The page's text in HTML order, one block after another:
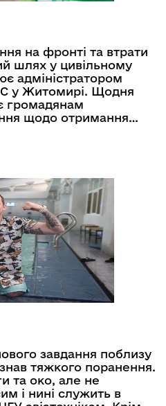
на фронті та втрати
шлях у цивільному
адміністратором
у Житомирі. Щодня
громадянам
щодо отримання
видачі номерних
завдання поблизу
тяжкого поранення.
та око, але не
і нині служить в